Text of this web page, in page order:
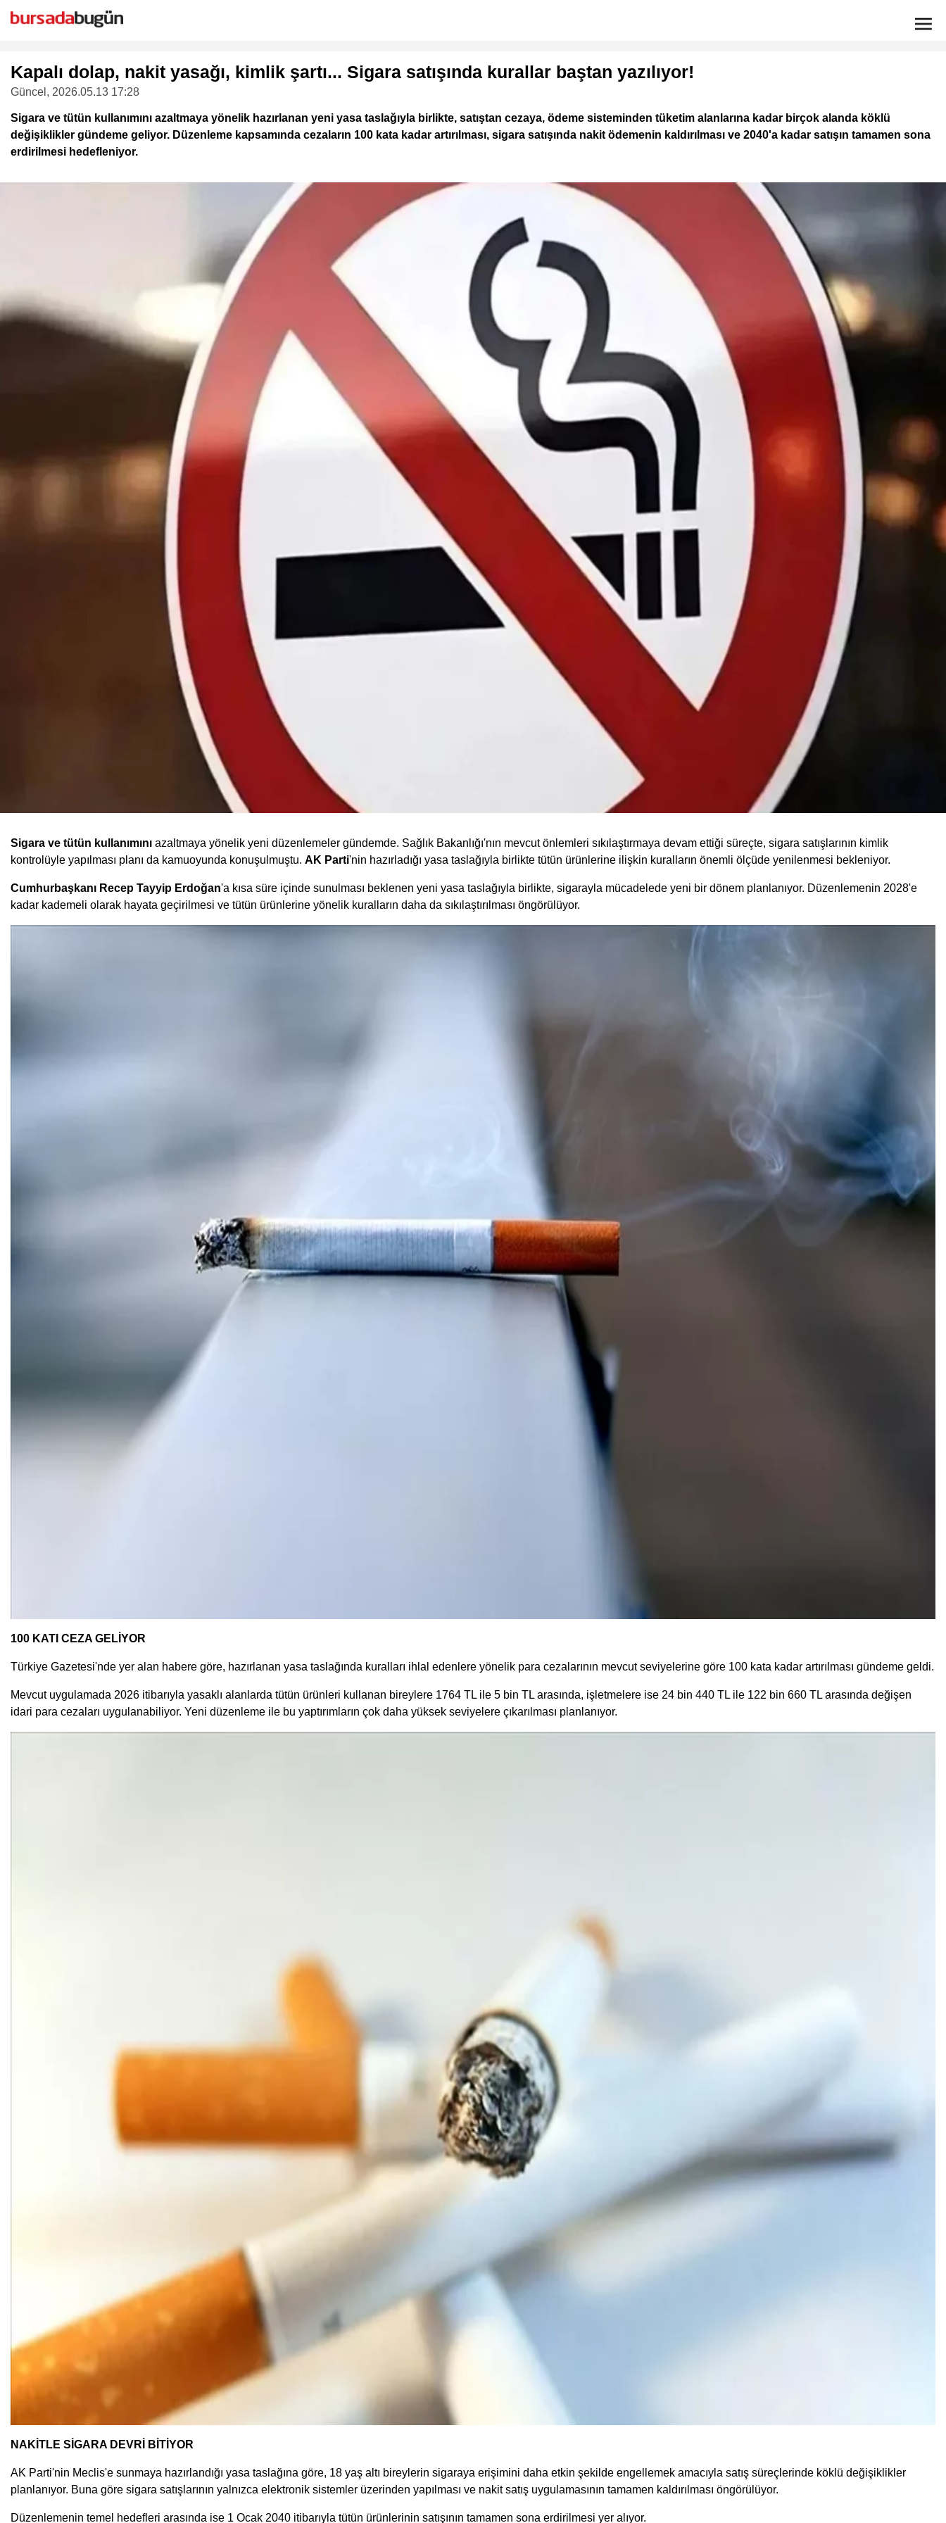
Kapalı dolap, nakit yasağı, kimlik şartı... Sigara satışında kurallar baştan yazılıyor!
Güncel , 2026.05.13 17:28
Sigara ve tütün kullanımını azaltmaya yönelik hazırlanan yeni yasa taslağıyla birlikte, satıştan cezaya, ödeme sisteminden tüketim alanlarına kadar birçok alanda köklü
değişiklikler gündeme geliyor. Düzenleme kapsamında cezaların 100 kata kadar artırılması, sigara satışında nakit ödemenin kaldırılması ve 2040'a kadar satışın tamamen sona
erdirilmesi hedefleniyor.
Sigara ve tütün kullanımını azaltmaya yönelik yeni düzenlemeler gündemde. Sağlık Bakanlığı'nın mevcut önlemleri sıkılaştırmaya devam ettiği süreçte, sigara satışlarının kimlik
kontrolüyle yapılması planı da kamuoyunda konuşulmuştu. AK Parti'nin hazırladığı yasa taslağıyla birlikte tütün ürünlerine ilişkin kuralların önemli ölçüde yenilenmesi bekleniyor.
Cumhurbaşkanı Recep Tayyip Erdoğan'a kısa süre içinde sunulması beklenen yeni yasa taslağıyla birlikte, sigarayla mücadelede yeni bir dönem planlanıyor. Düzenlemenin 2028'e
kadar kademeli olarak hayata geçirilmesi ve tütün ürünlerine yönelik kuralların daha da sıkılaştırılması öngörülüyor.
100 KATI CEZA GELİYOR
Türkiye Gazetesi'nde yer alan habere göre, hazırlanan yasa taslağında kuralları ihlal edenlere yönelik para cezalarının mevcut seviyelerine göre 100 kata kadar artırılması gündeme geldi.
Mevcut uygulamada 2026 itibarıyla yasaklı alanlarda tütün ürünleri kullanan bireylere 1764 TL ile 5 bin TL arasında, işletmelere ise 24 bin 440 TL ile 122 bin 660 TL arasında değişen
idari para cezaları uygulanabiliyor. Yeni düzenleme ile bu yaptırımların çok daha yüksek seviyelere çıkarılması planlanıyor.
NAKİTLE SİGARA DEVRİ BİTİYOR
AK Parti'nin Meclis'e sunmaya hazırlandığı yasa taslağına göre, 18 yaş altı bireylerin sigaraya erişimini daha etkin şekilde engellemek amacıyla satış süreçlerinde köklü değişiklikler
planlanıyor. Buna göre sigara satışlarının yalnızca elektronik sistemler üzerinden yapılması ve nakit satış uygulamasının tamamen kaldırılması öngörülüyor.
Düzenlemenin temel hedefleri arasında ise 1 Ocak 2040 itibarıyla tütün ürünlerinin satışının tamamen sona erdirilmesi yer alıyor.